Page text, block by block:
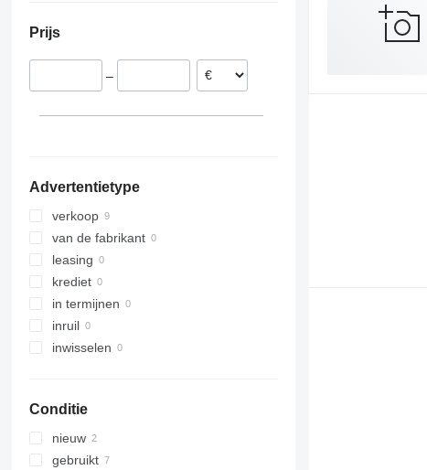
Prijs
–
Advertentietype
verkoop
van de fabrikant
leasing
krediet
in termijnen
inruil
inwisselen
Conditie
nieuw
gebruikt